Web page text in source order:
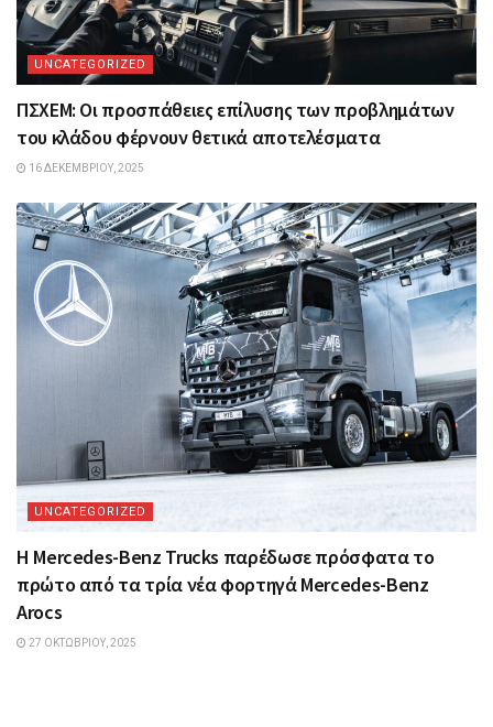
UNCATEGORIZED
ΠΣΧΕΜ: Οι προσπάθειες επίλυσης των προβλημάτων
του κλάδου φέρνουν θετικά αποτελέσματα
16 ΔΕΚΕΜΒΡΊΟΥ, 2025
UNCATEGORIZED
Η Mercedes-Benz Trucks παρέδωσε πρόσφατα το
πρώτο από τα τρία νέα φορτηγά Mercedes-Benz
Arocs
27 ΟΚΤΩΒΡΊΟΥ, 2025